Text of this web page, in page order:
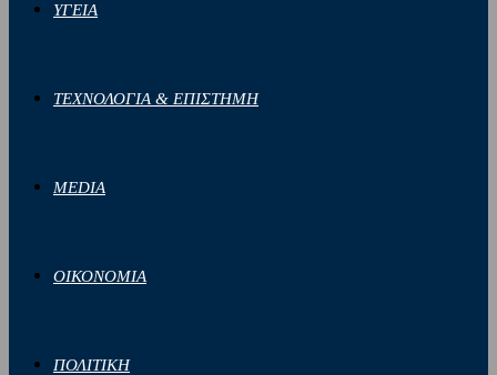
ΥΓΕΙΑ
ΤΕΧΝΟΛΟΓΙΑ & ΕΠΙΣΤΗΜΗ
MEDIA
ΟΙΚΟΝΟΜΙΑ
ΠΟΛΙΤΙΚΗ